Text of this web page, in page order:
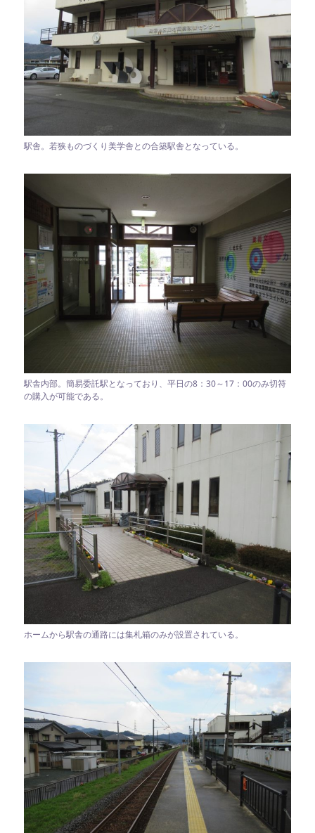
駅舎。若狭ものづくり美学舎との合築駅舎となっている。
駅舎内部。簡易委託駅となっており、平日の8：30～17：00のみ切符
の購入が可能である。
ホームから駅舎の通路には集札箱のみが設置されている。